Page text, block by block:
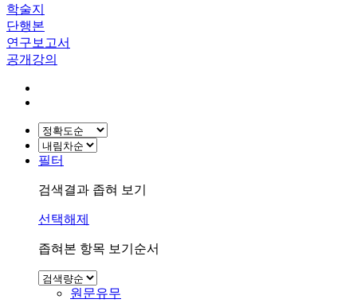
학술지
단행본
연구보고서
공개강의
필터
검색결과 좁혀 보기
선택해제
좁혀본 항목 보기순서
원문유무